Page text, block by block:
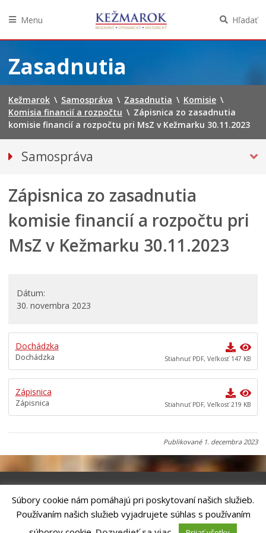
obsah
Menu Hľadať
Zasadnutia
Kežmarok \ Samospráva \ Zasadnutia \ Komisie \
Komisia financií a rozpočtu \ Zápisnica zo zasadnutia
komisie financií a rozpočtu pri MsZ v Kežmarku 30.11.2023
Samospráva
Mestské zastupiteľstvo
Mestská polícia
Mestská školská rada
Elektronická verejná správa
Územné plánovanie
Oznamy mesta
Transparentné mesto
Geo informačný systém – Kežmarok
Tlačové správy
Rozvoj mesta
Ocenenie mesta
Investície a rekonštrukcie
Voľby do orgánov samosprávy obcí a samosprávnych
Zápisnica zo zasadnutia
komisie financií a rozpočtu pri
MsZ v Kežmarku 30.11.2023
Dátum
30. novembra 2023
Dochádzka
Dochádzka Stiahnuť PDF, Veľkosť 147 KB
Zápisnica
Zápisnica Stiahnuť PDF, Veľkosť 219 KB
Publikované 1. decembra 2023
Riešenie ANTIK SMART CITY
| Technický prevádzkovateľ – MVI
Technology, s.r.o.
Správca webového sídla: Mesto Kežmarok, Hlavné námestie, 060 01
Súbory cookie nám pomáhajú pri poskytovaní našich služieb.
Používaním našich služieb vyjadrujete súhlas s používaním